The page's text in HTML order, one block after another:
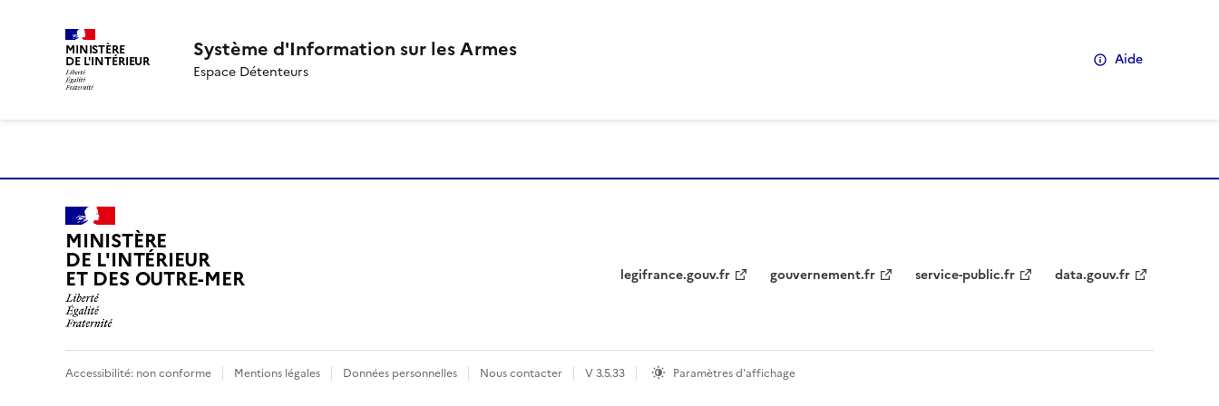
MINISTÈRE
DE L'INTÉRIEUR Système d'Information sur les Armes
Espace Détenteurs
Aide
MINISTÈRE
DE L'INTÉRIEUR
ET DES OUTRE-MER legifrance.gouv.fr gouvernement.fr service-public.fr data.gouv.fr
Accessibilité: non conforme Mentions légales Données personnelles Nous contacter V3.5.33 Paramètres d'affichage